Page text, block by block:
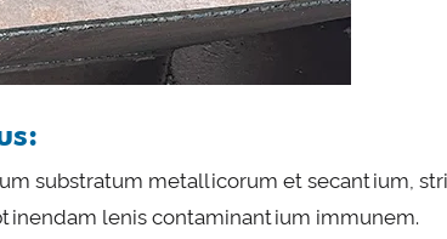
substratum metallicorum et secantium,
lenis contaminantium immunem.